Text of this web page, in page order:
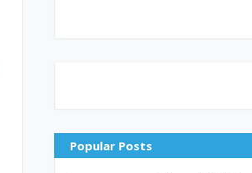
Popular Posts